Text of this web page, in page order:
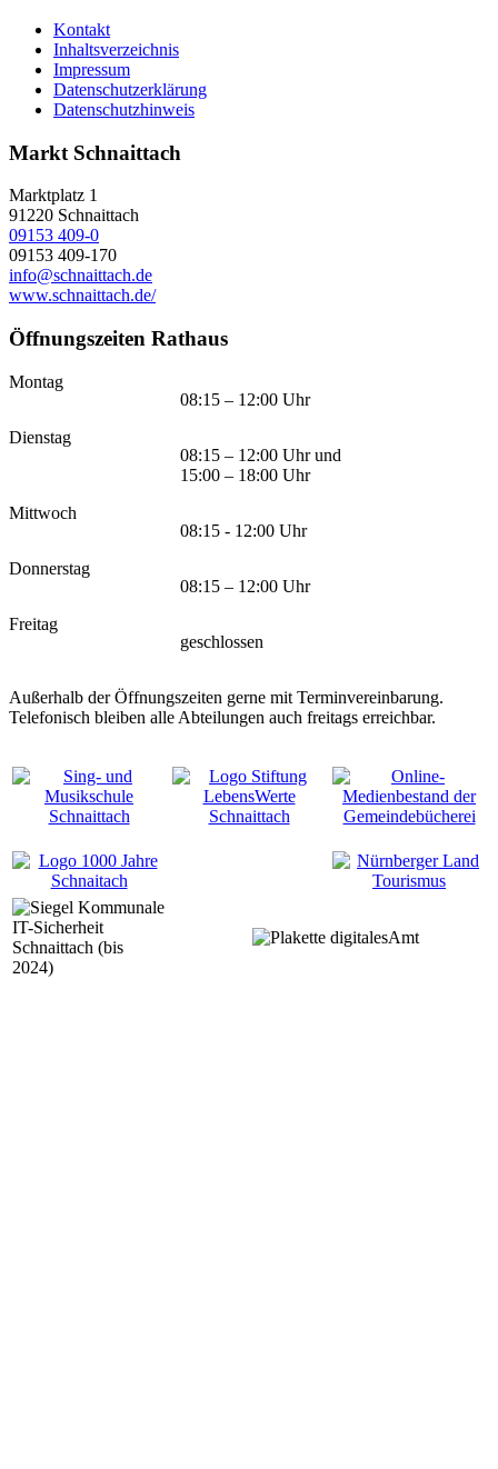
Kontakt
Inhaltsverzeichnis
Impressum
Datenschutzerklärung
Datenschutzhinweis
Markt Schnaittach
Marktplatz 1
91220 Schnaittach
09153 409-0
09153 409-170
info@schnaittach.de
www.schnaittach.de/
Öffnungszeiten Rathaus
Montag
08:15 – 12:00 Uhr
Dienstag
08:15 – 12:00 Uhr und
15:00 – 18:00 Uhr
Mittwoch
08:15 - 12:00 Uhr
Donnerstag
08:15 – 12:00 Uhr
Freitag
geschlossen
Außerhalb der Öffnungszeiten gerne mit Terminvereinbarung.
Telefonisch bleiben alle Abteilungen auch freitags erreichbar.